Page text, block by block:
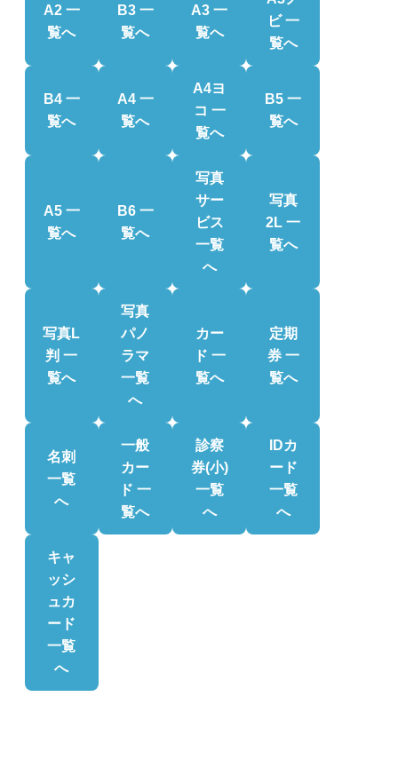
A2 一
覧へ
B3 一
覧へ
A3 一
覧へ
ビ 一
覧へ
B4 一
覧へ
A4 一
覧へ
A4ヨ
コ 一
覧へ
B5 一
覧へ
A5 一
覧へ
B6 一
覧へ
写真
サー
ビス
一覧
へ
写真
2L 一
覧へ
写真L
判 一
覧へ
写真
パノ
ラマ
一覧
へ
カー
ド 一
覧へ
定期
券 一
覧へ
名刺
一覧
へ
一般
カー
ド 一
覧へ
診察
券(小)
一覧
へ
IDカ
ード
一覧
へ
キャ
ッシ
ュカ
ード
一覧
へ